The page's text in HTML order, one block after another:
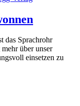
das Sprachrohr
über unser
einsetzen zu